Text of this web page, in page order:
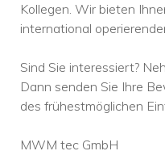
Kollegen. Wir bieten
international
Sind Sie interessiert?
Dann senden Sie Ihre
des frühestmöglichen
MWM tec GmbH